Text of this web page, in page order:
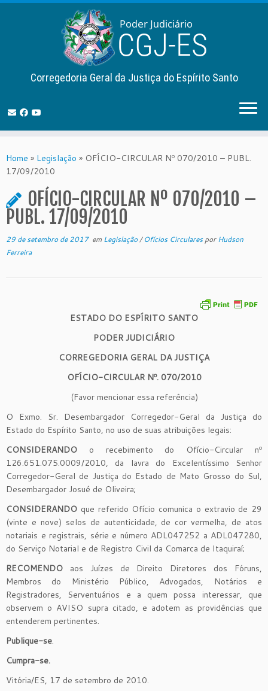
to
content
Corregedoria Geral da Justiça do Espírito Santo
Home » Legislação » OFÍCIO-CIRCULAR Nº 070/2010 – PUBL.
17/09/2010
OFÍCIO-CIRCULAR Nº 070/2010 –
PUBL. 17/09/2010
29 de setembro de 2017em Legislação/Ofícios CircularesporHudson
Ferreira
ESTADO DO ESPÍRITO SANTO
PODER JUDICIÁRIO
CORREGEDORIA GERAL DA JUSTIÇA
OFÍCIO-CIRCULAR Nº. 070/2010
(Favor mencionar essa referência)
O Exmo. Sr. Desembargador Corregedor-Geral da Justiça do
Estado do Espírito Santo, no uso de suas atribuições legais:
CONSIDERANDO o recebimento do Ofício-Circular nº
126.651.075.0009/2010, da lavra do Excelentíssimo Senhor
Corregedor-Geral de Justiça do Estado de Mato Grosso do Sul,
Desembargador Josué de Oliveira;
CONSIDERANDO que referido Ofício comunica o extravio de 29
(vinte e nove) selos de autenticidade, de cor vermelha, de atos
notariais e registrais, série e número ADL047252 a ADL047280,
do Serviço Notarial e de Registro Civil da Comarca de Itaquiraí;
RECOMENDO aos Juízes de Direito Diretores dos Fóruns,
Membros do Ministério Público, Advogados, Notários e
Registradores, Serventuários e a quem possa interessar, que
observem o AVISO supra citado, e adotem as providências que
entenderem pertinentes.
Publique-se.
Cumpra-se.
Vitória/ES, 17 de setembro de 2010.